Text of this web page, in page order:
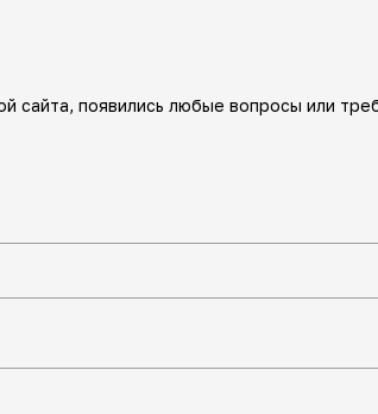
сайта, появились любые вопросы или